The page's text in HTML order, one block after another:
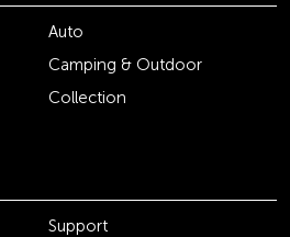
Auto
Camping & Outdoor
Collection
Support